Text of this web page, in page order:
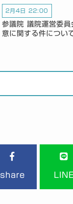
2月4日 22:00
参議院 議院運営委員
意に関する件につい
share